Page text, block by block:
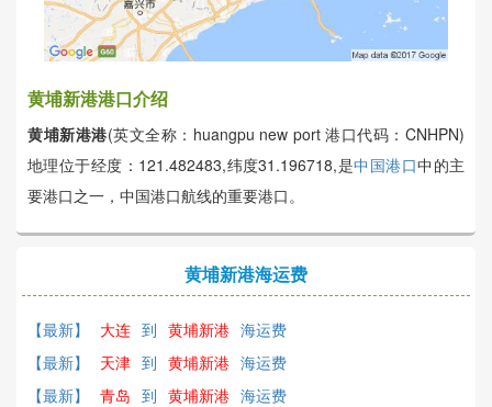
黄埔新港港口介绍
黄埔新港港(英文全称：huangpu new port 港口代码：CNHPN)
地理位于经度：121.482483,纬度31.196718,是中国港口中的主
要港口之一，中国港口航线的重要港口。
黄埔新港海运费
【最新】 大连 到 黄埔新港 海运费
【最新】
天津 到 黄埔新港 海运费
【最新】
青岛 到 黄埔新港 海运费